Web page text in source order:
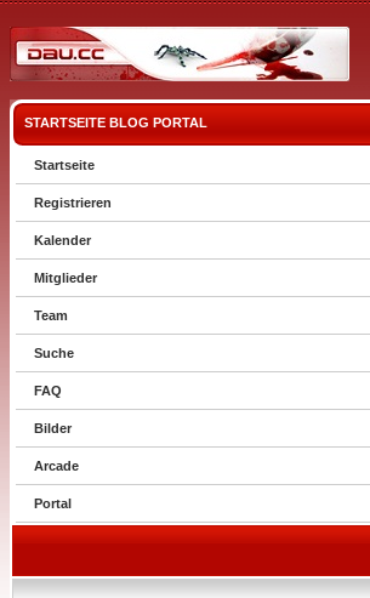
STARTSEITE BLOG PORTAL
Startseite
Registrieren
Kalender
Mitglieder
Team
Suche
FAQ
Bilder
Arcade
Portal